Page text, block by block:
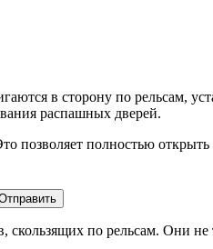
в сторону по рельсам,
распашных дверей.
позволяет полностью
по рельсам. Они